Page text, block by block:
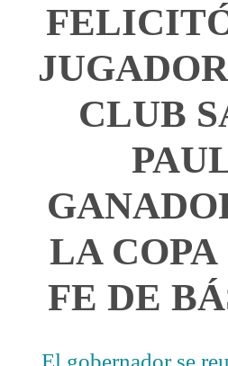
CLUB
LA COPA
FE DE
El gobernador se